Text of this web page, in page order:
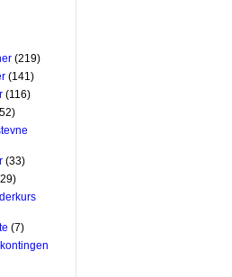
(219)
(141)
(116)
(33)
(7)